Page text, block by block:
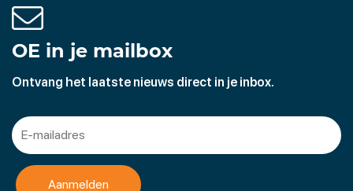
OE in je mailbox
Ontvang het laatste nieuws direct in je inbox.